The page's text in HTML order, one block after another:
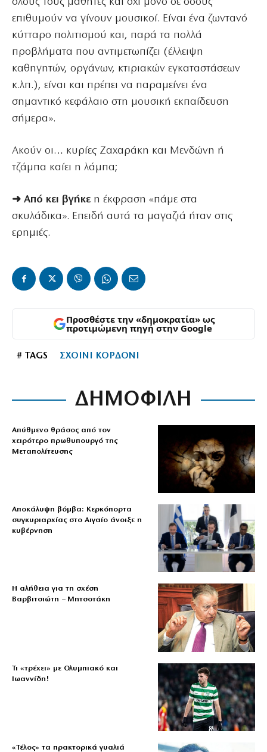
επιθυμούν να γίνουν μουσικοί. Είναι ένα ζωντανό
κύτταρο πολιτισμού και, παρά τα πολλά
προβλήματα που αντιμετωπίζει (έλλειψη
καθηγητών, οργάνων, κτιριακών εγκαταστάσεων
κ.λπ.), είναι και πρέπει να παραμείνει ένα
σημαντικό κεφάλαιο στη μουσική εκπαίδευση
σήμερα».
Ακούν οι… κυρίες Ζαχαράκη και Μενδώνη ή
τζάμπα καίει η λάμπα;
➜ Από κει βγήκε η έκφραση «πάμε στα
σκυλάδικα». Επειδή αυτά τα μαγαζιά ήταν στις
ερημιές.
Προσθέστε την «δημοκρατία» ως
προτιμώμενη πηγή στην Google
# TAGS ΣΧΟΙΝΙ ΚΟΡΔΟΝΙ
ΔΗΜΟΦΙΛΗ
Απύθμενο θράσος από τον
χειρότερο πρωθυπουργό της
Μεταπολίτευσης
Αποκάλυψη βόμβα: Κερκόπορτα
συγκυριαρχίας στο Αιγαίο άνοιξε η
κυβέρνηση
Η αλήθεια για τη σχέση
Βαρβιτσιώτη – Μητσοτάκη
Τι «τρέχει» με Ολυμπιακό και
Ιωαννίδη!
«Τέλος» τα πρακτορικά γυαλιά